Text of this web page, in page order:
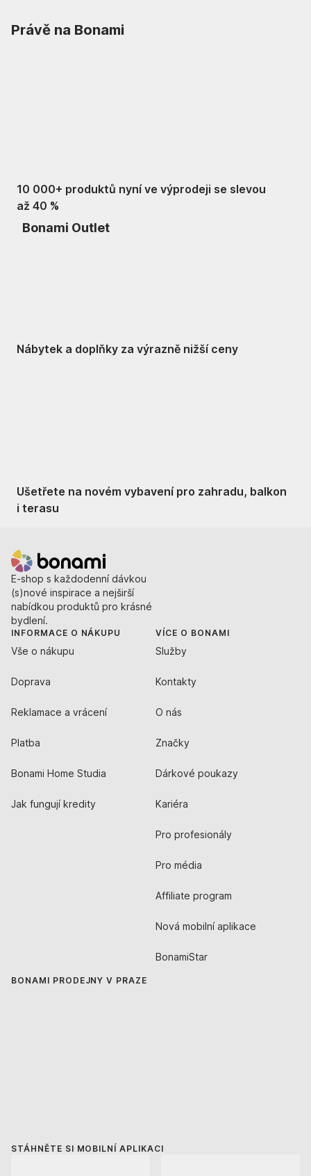
Právě na Bonami
10 000+ produktů nyní ve výprodeji se slevou
až 40 %
Bonami Outlet
Nábytek a doplňky za výrazně nižší ceny
Ušetřete na novém vybavení pro zahradu, balkon
i terasu
E-shop s každodenní dávkou
(s)nové inspirace a nejširší
nabídkou produktů pro krásné
bydlení.
INFORMACE O NÁKUPU
Vše o nákupu
Doprava
Reklamace a vrácení
Platba
Bonami Home Studia
Jak fungují kredity
VÍCE O BONAMI
Služby
Kontakty
O nás
Značky
Dárkové poukazy
Kariéra
Pro profesionály
Pro média
Affiliate program
Nová mobilní aplikace
BonamiStar
BONAMI PRODEJNY V PRAZE
STÁHNĚTE SI MOBILNÍ APLIKACI